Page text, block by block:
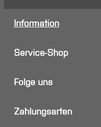
Information
Service-Shop
Folge uns
Zahlungsarten